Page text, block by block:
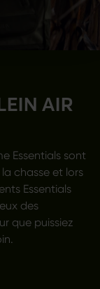
AIR
Essentials sont
chasse et lors
Essentials
des
que puissiez